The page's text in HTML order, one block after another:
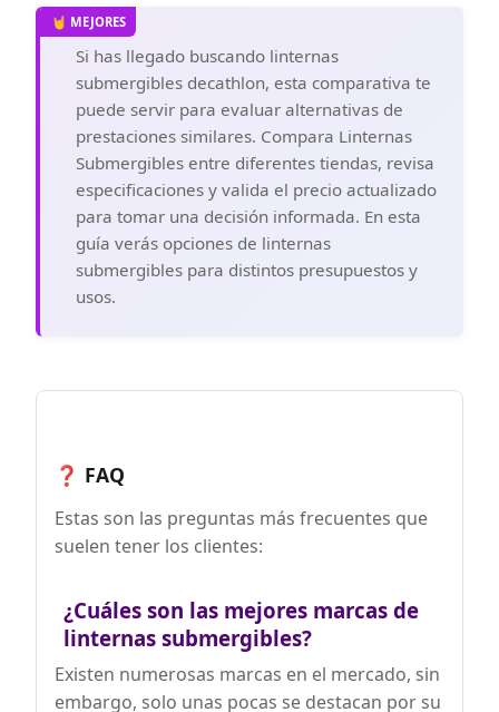
paquete incluye una batería de iones de
litio de 5000 mAh power y un cargador.
Para la linterna se aplica nuestra
garantía de 12 meses y la protección de
90 días MONEY BACK GUARANTEE.
Si has llegado buscando linternas
submergibles decathlon, esta comparativa te
puede servir para evaluar alternativas de
prestaciones similares. Compara Linternas
Submergibles entre diferentes tiendas, revisa
especificaciones y valida el precio actualizado
para tomar una decisión informada. En esta
guía verás opciones de linternas
submergibles para distintos presupuestos y
usos.
❓ FAQ
Estas son las preguntas más frecuentes que
suelen tener los clientes:
¿Cuáles son las mejores marcas de
linternas submergibles?
Existen numerosas marcas en el mercado, sin
embargo, solo unas pocas se destacan por su